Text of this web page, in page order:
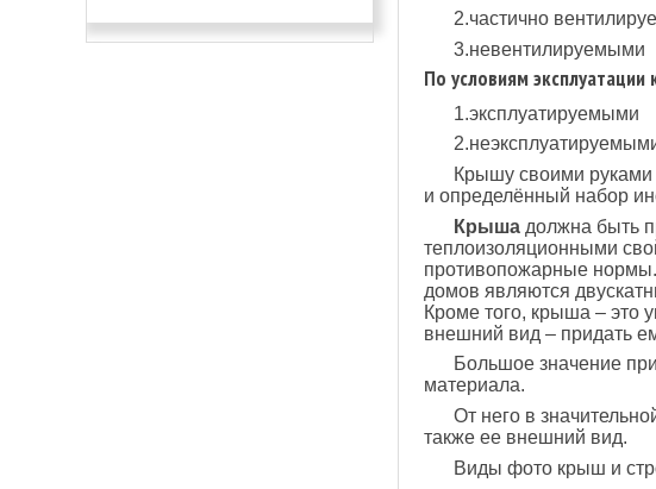
2.частично
3.невентилируемыми
По условиям
1.эксплуатируемыми
Крышу своими руками
и определённый набор
Крышадолжна быть
теплоизоляционными
противопожарные
домов являются
Кроме того, крыша – это
внешний вид – придать
Большое значение
материала.
От него в
также ее внешний вид.
Виды фото крыш и